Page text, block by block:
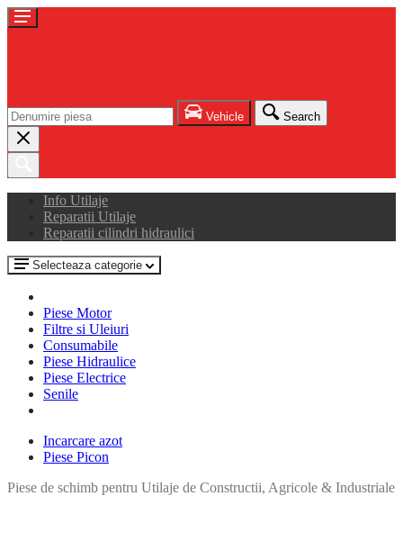
Vehicle Search
Info Utilaje
Reparatii Utilaje
Reparatii cilindri hidraulici
Selecteaza categorie
Piese Motor
Filtre si Uleiuri
Consumabile
Piese Hidraulice
Piese Electrice
Senile
Incarcare azot
Piese Picon
Piese de schimb pentru Utilaje de Constructii, Agricole & Industriale